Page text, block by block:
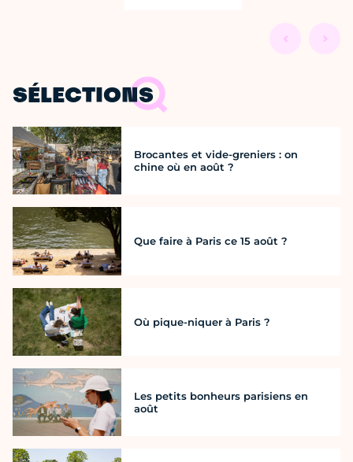
SÉLECTIONS
Brocantes et vide-greniers : on
chine où en août ?
Que faire à Paris ce 15 août ?
Où pique-niquer à Paris ?
Les petits bonheurs parisiens en
août